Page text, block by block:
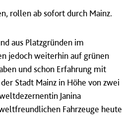
rollen ab sofort durch Mainz.
aus Platzgründen im
jedoch weiterhin auf grünen
und schon Erfahrung mit
Stadt Mainz in Höhe von zwei
Janina
Fahrzeuge heute